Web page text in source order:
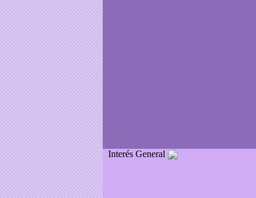
Interés General